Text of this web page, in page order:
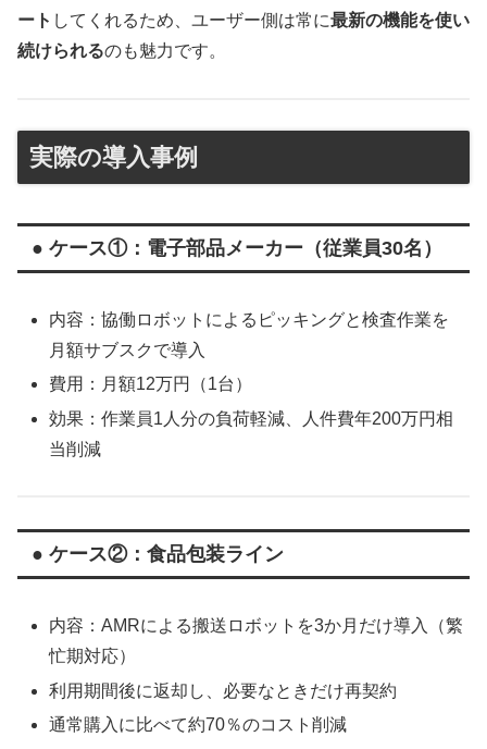
ート してくれるため、ユーザー側は常に最新の機能を使い
続けられるのも魅力です。
実際の導入事例
● ケース①：電子部品メーカー（従業員30名）
内容：協働ロボットによるピッキングと検査作業を
月額サブスクで導入
費用：月額12万円（1台）
効果：作業員1人分の負荷軽減、人件費年200万円相
当削減
● ケース②：食品包装ライン
内容：AMRによる搬送ロボットを3か月だけ導入（繁
忙期対応）
利用期間後に返却し、必要なときだけ再契約
通常購入に比べて約70％のコスト削減